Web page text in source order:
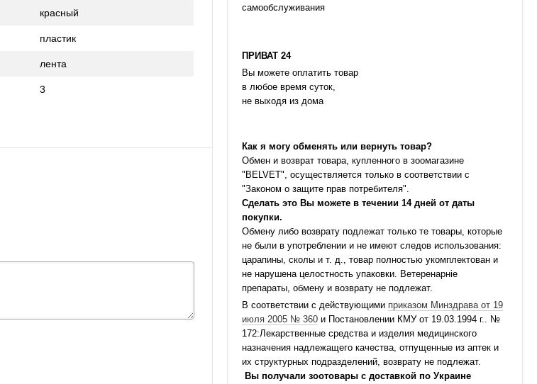
красный
пластик
лента
3
самообслуживания
ПРИВАТ 24
Вы можете оплатить товар
в любое время суток,
не выходя из дома
Как я могу обменять или вернуть товар?
Обмен и возврат товара, купленного в зоомагазине
"BELVET", осуществляется только в соответствии с
"Законом о защите прав потребителя".
Сделать это Вы можете в течении 14 дней от даты
покупки.
Обмену либо возврату подлежат только те товары, которые
не были в употреблении и не имеют следов использования:
царапины, сколы и т. д., товар полностью укомплектован и
не нарушена целостность упаковки. Ветеренарніе
препараты, обмену и возврату не подлежат.
В соответствии с действующими приказом Минздрава от 19
июля 2005 № 360и Постановлении КМУ от 19.03.1994 г.. №
172:Лекарственные средства и изделия медицинского
назначения надлежащего качества, отпущенные из аптек и
их структурных подразделений, возврату не подлежат.
Вы получали зоотовары с доставкой по Украине